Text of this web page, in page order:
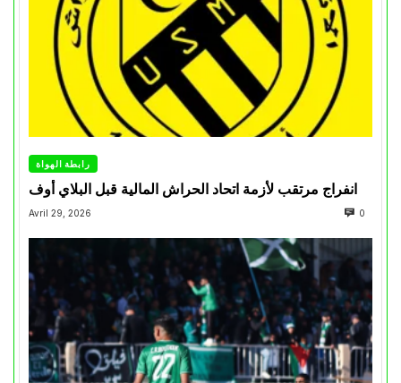
رابطة الهواة
انفراج مرتقب لأزمة اتحاد الحراش المالية قبل البلاي أوف
Avril 29, 2026 0